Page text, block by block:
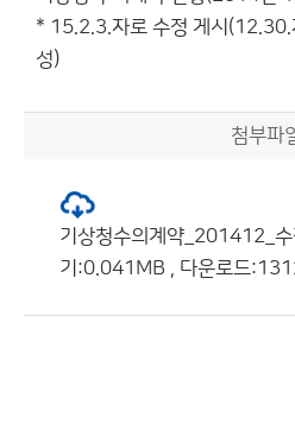
* 15.2.3.자로 수정 게시(12.30.
성)
첨부파
기상청수의계약_201412_
기:0.041MB , 다운로드